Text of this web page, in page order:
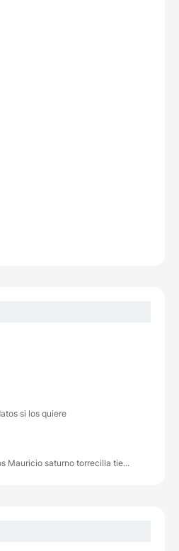
si los quiere
Mauricio saturno torrecilla tie...